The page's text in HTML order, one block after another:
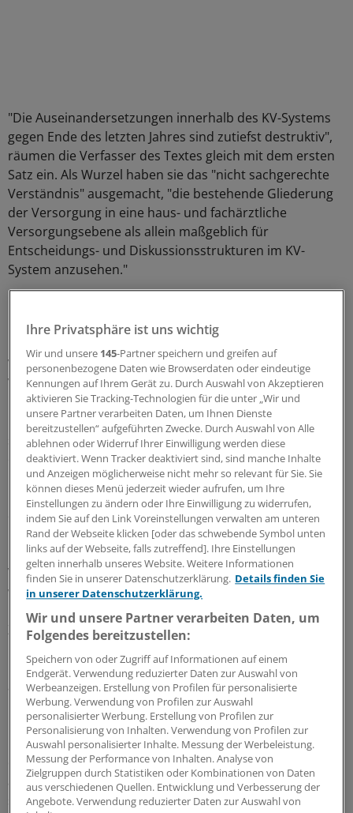
"Die Auseinandersetzungen innerhalb des KV-Systems
gegen Ende des letzten Jahres sind zutiefst destruktiv",
räumen die Verfasser des Textes gleich mit dem ersten
Satz ein. Als Wurzel haben sie das "nicht sachgerechte
Verständnis" ausgemacht, "die bestehende Gliederung
der Versorgung in eine haus- und fachärztliche
Versorgungsebene als allein maßgeblich für
Entscheidungs- und Diskussionsstrukturen im KV-
System anzusehen."
"interessengebundenen Missbrauch" der
Gliederungsvorgabe des Paragrafen 73 SGB V. Diese
Vorgabe zwinge allen KVen ein "potenziell spaltendes
Verhaltens- und Bewusstseinsmuster" auf.
Diesem Lagerdenken will die hinter dem Papier
stehende Gruppe ein ganzheitliches Denken
entgegensetzen. "Wir stehen dafür ein , dass die KBV
und auch die KVen so organisiert werden, dass die
Interessenvertretung vom Ganzen her ausgerichtet und
dabei gewährleistet wird, dass alle ärztlichen und
psychotherapeutischen Interessen gleichberechtigt
unabhängig von der Zugehörigkeit nach
Versorgungsebenen einfließen können." Dann folgt der
wichtige Nachsatz: "Das schließt Satzungsfragen ein".
Zur Erinnerung:In der VV am 8. November
hatten die
Hausärzte versucht, eine neue KBV-Satzung zur
Diskussion zu stellen, die stärker als die aktuelle Satzung
auf Entscheidungs- und Kontrollbefugnisse auch des
hausärztlichen Vorstands abstellt.
Die Verfasser betonen, dass für die KBV und die KVen
das Alleinstellungsmerkmal, für die Gesamtheit aller
ambulant tätigen Ärzte und Psychotherapeuten zu
sprechen, Garant dafür ist, von der Politik
Ihre Privatsphäre ist uns wichtig
Wir und unsere 145-Partner speichern und greifen auf
personenbezogene Daten wie Browserdaten oder eindeutige
Kennungen auf Ihrem Gerät zu. Durch Auswahl von Akzeptieren
aktivieren Sie Tracking-Technologien für die unter „Wir und
unsere Partner verarbeiten Daten, um Ihnen Dienste
bereitzustellen“ aufgeführten Zwecke. Durch Auswahl von Alle
ablehnen oder Widerruf Ihrer Einwilligung werden diese
deaktiviert. Wenn Tracker deaktiviert sind, sind manche Inhalte
und Anzeigen möglicherweise nicht mehr so relevant für Sie. Sie
können dieses Menü jederzeit wieder aufrufen, um Ihre
Einstellungen zu ändern oder Ihre Einwilligung zu widerrufen,
indem Sie auf den Link Voreinstellungen verwalten am unteren
Rand der Webseite klicken [oder das schwebende Symbol unten
links auf der Webseite, falls zutreffend]. Ihre Einstellungen
gelten innerhalb unseres Website. Weitere Informationen
finden Sie in unserer Datenschutzerklärung. Details finden Sie
in unserer Datenschutzerklärung.
Wir und unsere Partner verarbeiten Daten, um
Folgendes bereitzustellen:
Speichern von oder Zugriff auf Informationen auf einem
Endgerät. Verwendung reduzierter Daten zur Auswahl von
Werbeanzeigen. Erstellung von Profilen für personalisierte
Werbung. Verwendung von Profilen zur Auswahl
personalisierter Werbung. Erstellung von Profilen zur
Personalisierung von Inhalten. Verwendung von Profilen zur
Auswahl personalisierter Inhalte. Messung der Werbeleistung.
Messung der Performance von Inhalten. Analyse von
Zielgruppen durch Statistiken oder Kombinationen von Daten
aus verschiedenen Quellen. Entwicklung und Verbesserung der
Angebote. Verwendung reduzierter Daten zur Auswahl von